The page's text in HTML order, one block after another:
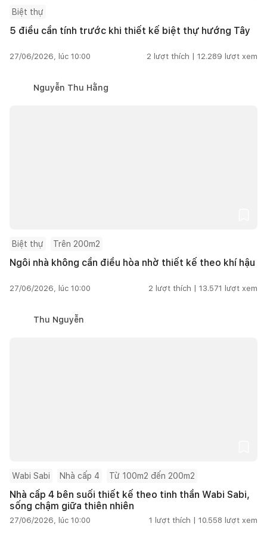
Biệt thự
5 điều cần tính trước khi thiết kế biệt thự hướng Tây
27/06/2026, lúc 10:00 2 lượt thích | 12.289 lượt xem
Nguyễn Thu Hằng
Biệt thự Trên 200m2
Ngôi nhà không cần điều hòa nhờ thiết kế theo khí hậu
27/06/2026, lúc 10:00 2 lượt thích | 13.571 lượt xem
Thu Nguyễn
Wabi Sabi Nhà cấp 4 Từ 100m2 đến 200m2
Nhà cấp 4 bên suối thiết kế theo tinh thần Wabi Sabi,
sống chậm giữa thiên nhiên
27/06/2026, lúc 10:00 1 lượt thích | 10.558 lượt xem